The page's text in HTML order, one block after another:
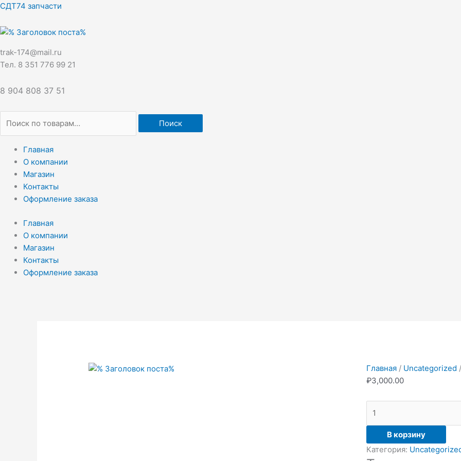
Перейти
содержимому
СДТ74 запчасти
trak-174@mail.ru
Тел. 8 351 776 99 21
8 904 808 37 51
Искать:
Поиск
Главная
О компании
Магазин
Контакты
Оформление заказа
Главная
О компании
Магазин
Контакты
Оформление заказа
Главная / Uncategorized
₽3,000.00
В корзину
Категория: